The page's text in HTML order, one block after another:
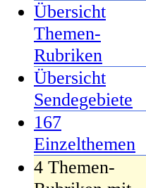
Übersicht
Themen-
Rubriken
Übersicht
Sendegebiete
167
Einzelthemen
4 Themen-